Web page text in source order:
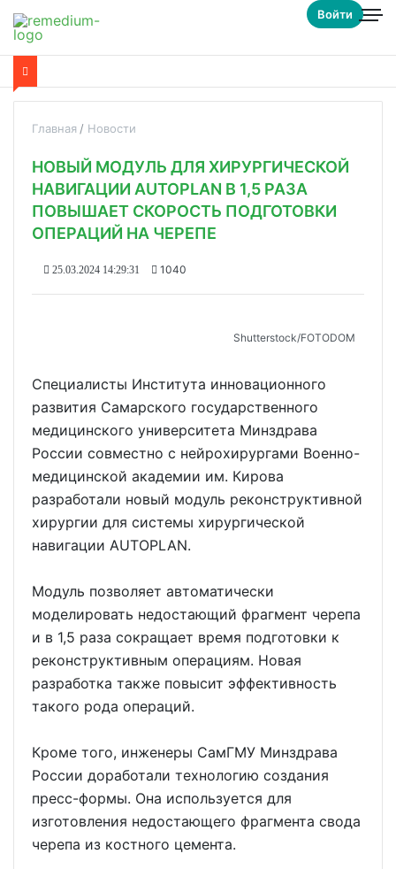
Войти
Главная Новости
НОВЫЙ МОДУЛЬ ДЛЯ ХИРУРГИЧЕСКОЙ
НАВИГАЦИИ AUTOPLAN В 1,5 РАЗА
ПОВЫШАЕТ СКОРОСТЬ ПОДГОТОВКИ
ОПЕРАЦИЙ НА ЧЕРЕПЕ
25.03.2024 14:29:31 1040
Shutterstoсk/FOTODOM
Специалисты Института инновационного
развития Самарского государственного
медицинского университета Минздрава
России совместно с нейрохирургами Военно-
медицинской академии им. Кирова
разработали новый модуль реконструктивной
хирургии для системы хирургической
навигации AUTOPLAN.
Модуль позволяет автоматически
моделировать недостающий фрагмент черепа
и в 1,5 раза сокращает время подготовки к
реконструктивным операциям. Новая
разработка также повысит эффективность
такого рода операций.
Кроме того, инженеры СамГМУ Минздрава
России доработали технологию создания
пресс-формы. Она используется для
изготовления недостающего фрагмента свода
черепа из костного цемента.